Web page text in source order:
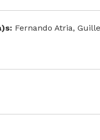
Fernando Atria,